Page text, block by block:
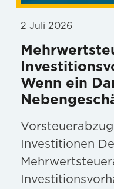
2 Juli 2026
Wenn ein
Investitionen